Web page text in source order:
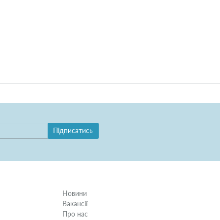
Підписатись
Новини
Вакансії
Про нас